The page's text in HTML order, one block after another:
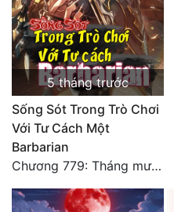
5 tháng trước
Sống Sót Trong Trò Chơi
Với Tư Cách Một
Barbarian
Chương 779: Tháng mười ba (6)